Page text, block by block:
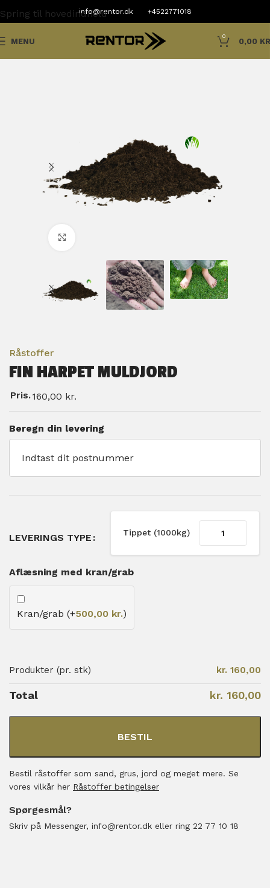
Spring til hovedindhold
info@rentor.dk +4522771018
MENU
0
0,00
Råstoffer
FIN HARPET MULDJORD
Pris.160,00 kr.
Beregn din levering
LEVERINGS TYPE Tippet (1000kg)
Aflæsning med kran/grab
Kran/grab (+500,00 kr.)
Produkter (pr. stk) kr. 160,00
Total kr. 160,00
BESTIL
Bestil råstoffer som sand, grus, jord og meget mere. Se
vores vilkår her Råstoffer betingelser
Spørgesmål?
Skriv på Messenger, info@rentor.dk eller ring 22 77 10 18